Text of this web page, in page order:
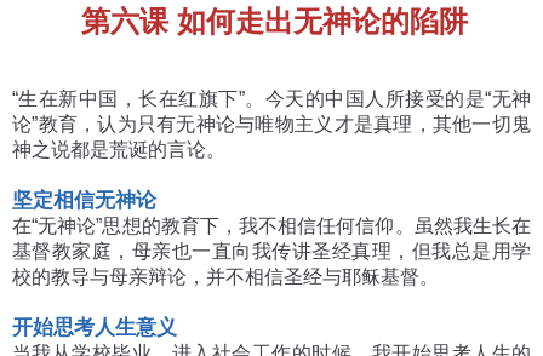
第六课 如何走出无神论的陷阱
“生在新中国，长在红旗下”。今天的中国人所接受的是“无神
论”教育，认为只有无神论与唯物主义才是真理，其他一切鬼
神之说都是荒诞的言论。
坚定相信无神论
在“无神论”思想的教育下，我不相信任何信仰。虽然我生长在
基督教家庭，母亲也一直向我传讲圣经真理，但我总是用学
校的教导与母亲辩论，并不相信圣经与耶稣基督。
开始思考人生意义